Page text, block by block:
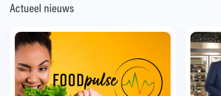
Actueel nieuws